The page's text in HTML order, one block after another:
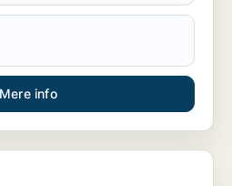
Mere info
eller produktionslokaler til salg i